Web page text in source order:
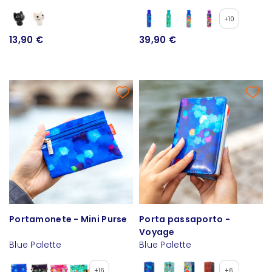
13,90 €
+10
39,90 €
Portamonete - Mini Purse
Blue Palette
Porta passaporto -
Voyage
Blue Palette